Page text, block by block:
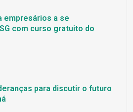
empresários a se
com curso gratuito do
para discutir o futuro